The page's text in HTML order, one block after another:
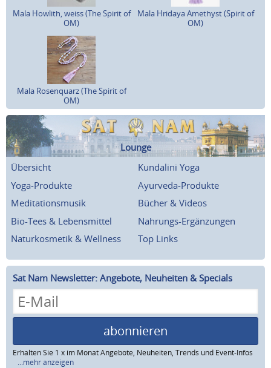
Mala Howlith, weiss (The Spirit of
OM)
Mala Hridaya Amethyst (Spirit of
OM)
Mala Rosenquarz (The Spirit of
OM)
Lounge
Übersicht
Kundalini Yoga
Yoga-Produkte
Ayurveda-Produkte
Meditationsmusik
Bücher & Videos
Bio-Tees & Lebensmittel
Nahrungs-Ergänzungen
Naturkosmetik & Wellness
Top Links
Sat Nam Newsletter: Angebote, Neuheiten & Specials
abonnieren
Erhalten Sie 1 x im Monat Angebote, Neuheiten, Trends und Event-Infos
...mehr anzeigen